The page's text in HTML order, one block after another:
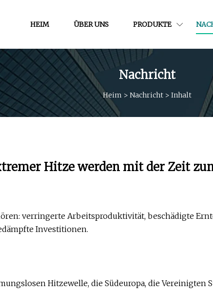
HEIM ÜBER UNS PRODUKTE
Nachricht
Heim > Nachricht > Inhalt
Hitze werden mit der Zeit
verringerte Arbeitsproduktivität, beschädigte
Investitionen.
Hitzewelle, die Südeuropa, die Vereinigten